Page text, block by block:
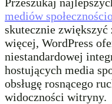
mediów
skutecznie
więcej, WordPress
niestandardowej
hostujących media
obsługę rosnącego
widoczności witryny.